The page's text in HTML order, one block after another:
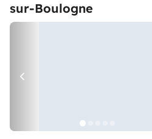
sur-Boulogne